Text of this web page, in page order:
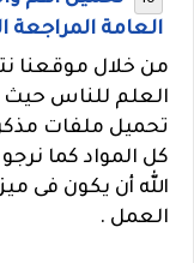
العامة المراجعة
من خلال موقعنا
العلم للناس
تحميل ملفات
كل المواد كما
الله أن يكون فى
العمل .